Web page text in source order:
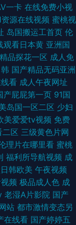
一卡 在线免费小视
资源在线视频 蜜桃视
岛国搬运工首页 伦
观看日本黄 亚洲国
品探花一区 成人免
国产精品无码亚洲
看 成人午夜网址
产屁屁第一页 91国
岛国一区二区 少妇
美爱爱tv视频 免费
二区 三级黄色片网
理片在哪里看 蜜桃
福利所导航视频 成
韩欧美 午夜视频
频 极品成人色 成
老湿A片影院 国产
站 都市激情变态另
在线看 国产婷婷五